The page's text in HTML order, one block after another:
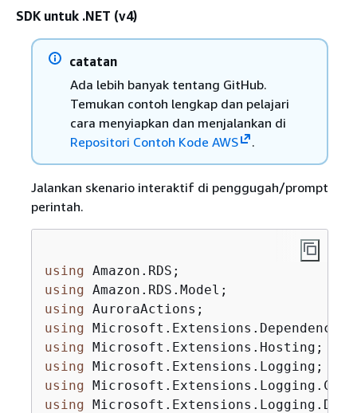
SDK untuk .NET (v4)
catatan
Ada lebih banyak tentang GitHub.
Temukan contoh lengkap dan pelajari
cara menyiapkan dan menjalankan di
Repositori Contoh Kode AWS
.
Jalankan skenario interaktif di penggugah/prompt
perintah.
using
using
using
using
using
using
using
using